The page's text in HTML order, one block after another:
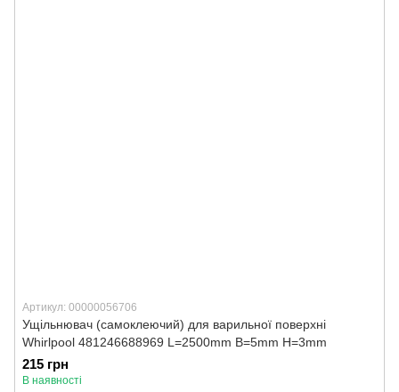
Артикул: 00000056706
Ущільнювач (самоклеючий) для варильної поверхні
Whirlpool 481246688969 L=2500mm B=5mm H=3mm
215 грн
В наявності